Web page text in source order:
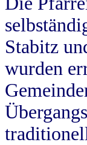
Stabitz
wurden